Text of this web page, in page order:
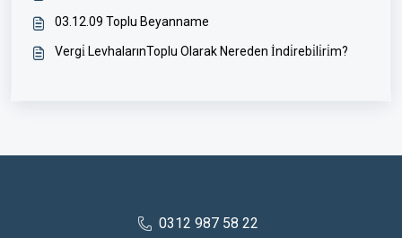
03.12.09 Toplu Beyanname
Vergi̇ LevhalarınToplu Olarak Nereden İndi̇rebi̇li̇ri̇m?
0312 987 58 22